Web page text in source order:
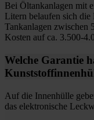
Bei Öltankanlagen mit
Litern belaufen sich
Tankanlagen zwischen
Kosten auf ca. 3.500-
Welche Garantie
Auf die Innenhülle
das elektronische